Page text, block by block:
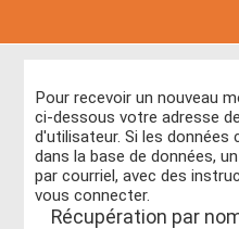
Pour recevoir un nouveau
ci-dessous votre adresse
d'utilisateur. Si les
dans la base de données,
par courriel, avec des
vous connecter.
Récupération par